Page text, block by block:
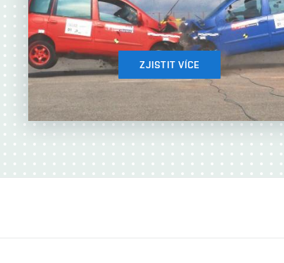
ZJISTIT VÍCE